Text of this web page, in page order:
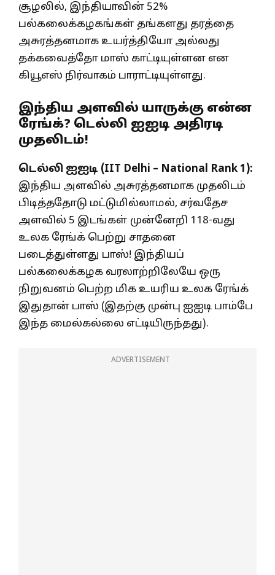
சூழலில், இந்தியாவின் 52%
பல்கலைக்கழகங்கள் தங்களது தரத்தை
அசுரத்தனமாக உயர்த்தியோ அல்லது
தக்கவைத்தோ மாஸ் காட்டியுள்ளன என
கியூஎஸ் நிர்வாகம் பாராட்டியுள்ளது.
இந்திய அளவில் யாருக்கு என்ன
ரேங்க்? டெல்லி ஐஐடி அதிரடி
முதலிடம்!
டெல்லி ஐஐடி (IIT Delhi – National Rank 1):
இந்திய அளவில் அசுரத்தனமாக முதலிடம்
பிடித்ததோடு மட்டுமில்லாமல், சர்வதேச
அளவில் 5 இடங்கள் முன்னேறி 118-வது
உலக ரேங்க் பெற்று சாதனை
படைத்துள்ளது பாஸ்! இந்தியப்
பல்கலைக்கழக வரலாற்றிலேயே ஒரு
நிறுவனம் பெற்ற மிக உயரிய உலக ரேங்க்
இதுதான் பாஸ் (இதற்கு முன்பு ஐஐடி பாம்பே
இந்த மைல்கல்லை எட்டியிருந்தது).
ADVERTISEMENT